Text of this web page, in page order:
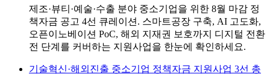
제조·뷰티·예술·수출 분야 중소기업을 위한 8월 마감 정
책자금 공고 4선 큐레이션. 스마트공장 구축, AI 고도화,
오픈이노베이션 PoC, 해외 지재권 보호까지 디지털 전환
전 단계를 커버하는 지원사업을 한눈에 확인하세요.
기술혁신·해외진출 중소기업 정책자금 지원사업 3선 총